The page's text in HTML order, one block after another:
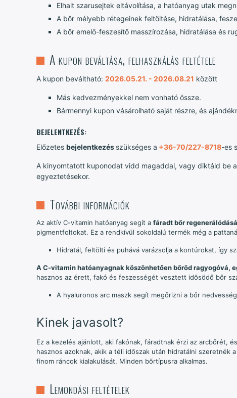
Elhalt szarusejtek eltávolítása, a hatóanyag utak
A bőr mélyebb rétegeinek feltöltése, hidratálása,
A bőr emelő-feszesítő masszírozása, hidratálása és
A kupon beváltása, felhasználás feltétele
A kupon beváltható: 2026.05.21. - 2026.08.21 között
Más kedvezményekkel nem vonható össze.
Bármennyi kupon vásárolható saját részre, és
BEJELENTKEZÉS:
Előzetes bejelentkezés szükséges a +36-70/227-8718-es
A kinyomtatott kuponodat vidd magaddal, vagy diktáld be
egyeztetésekor.
További információk
Az aktív C-vitamin hatóanyag segít a fáradt bőr
pigmentfoltokat. Ez a rendkívül sokoldalú termék még a
Hidratál, feltölti és puhává varázsolja a kontúrokat, így
A C-vitamin hatóanyagnak köszönhetően bőröd ragyogóvá,
hasznos az érett, fakó és feszességét vesztett idősödő bőr
A hyaluronos arc maszk segít megőrizni a bőr
Kinek javasolt?
Ez a kezelés ajánlott, aki fakónak, fáradtnak érzi az arcbőrét,
hasznos azoknak, akik a téli időszak után hidratálni szeretnék
finom ráncok kialakulását. Minden bőrtípusra alkalmas.
Lemondási feltételek